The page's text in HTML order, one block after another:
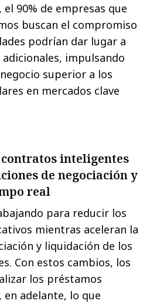
90% de empresas que
buscan el compromiso
podrían dar lugar a
impulsando
superior a los
en mercados clave
contratos inteligentes
de negociación y
real
para reducir los
mientras aceleran la
y liquidación de los
Con estos cambios, los
los préstamos
en adelante, lo que